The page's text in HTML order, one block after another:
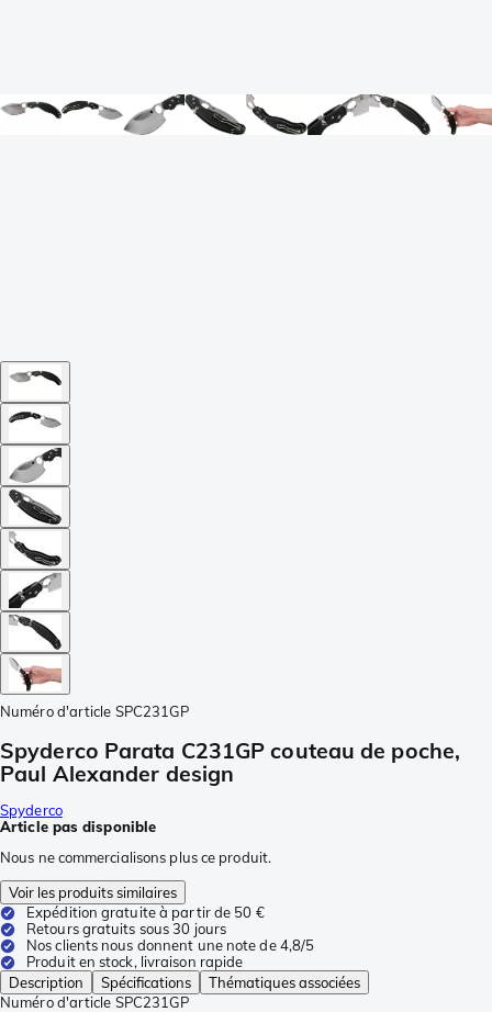
Numéro d'article SPC231GP
Spyderco Parata C231GP couteau de poche,
Paul Alexander design
Spyderco
Article pas disponible
Nous ne commercialisons plus ce produit.
Voir les produits similaires
Expédition gratuite à partir de 50 €
Retours gratuits sous 30 jours
Nos clients nous donnent une note de 4,8/5
Produit en stock, livraison rapide
Description
Spécifications
Thématiques associées
Numéro d'article SPC231GP